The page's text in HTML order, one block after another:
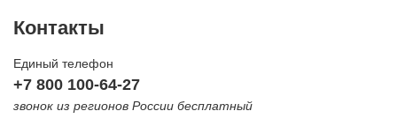
Контакты
Единый телефон
+7 800 100-64-27
звонок из регионов России бесплатный